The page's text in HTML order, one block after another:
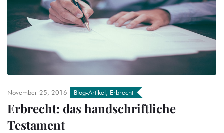
November 25, 2016 Blog-Artikel, Erbrecht
Erbrecht: das handschriftliche
Testament